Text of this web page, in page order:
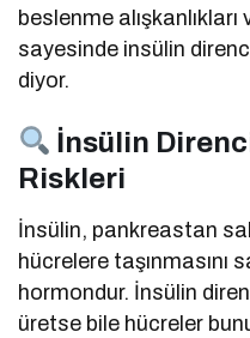
beslenme
sayesinde insülin
diyor.
İnsülin
Riskleri
İnsülin, pankreastan
hücrelere taşınmasını
hormondur. İnsülin
üretse bile hücreler